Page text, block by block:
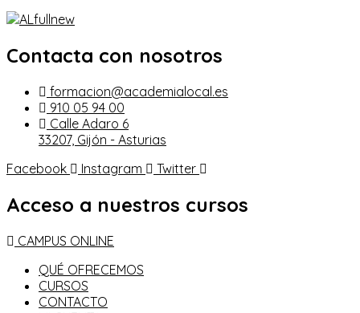
Contacta con nosotros
formacion@academialocal.es
910 05 94 00
Calle Adaro 6
33207, Gijón - Asturias
Facebook
Instagram Twitter
Acceso a nuestros cursos
CAMPUS ONLINE
QUÉ OFRECEMOS
CURSOS
CONTACTO